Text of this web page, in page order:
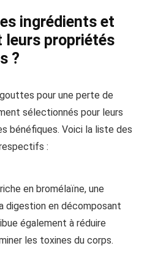
ingrédients et
leurs propriétés
?
pour une perte de
sélectionnés pour leurs
bénéfiques. Voici la liste des
:
en bromélaïne, une
digestion en décomposant
également à réduire
les toxines du corps.